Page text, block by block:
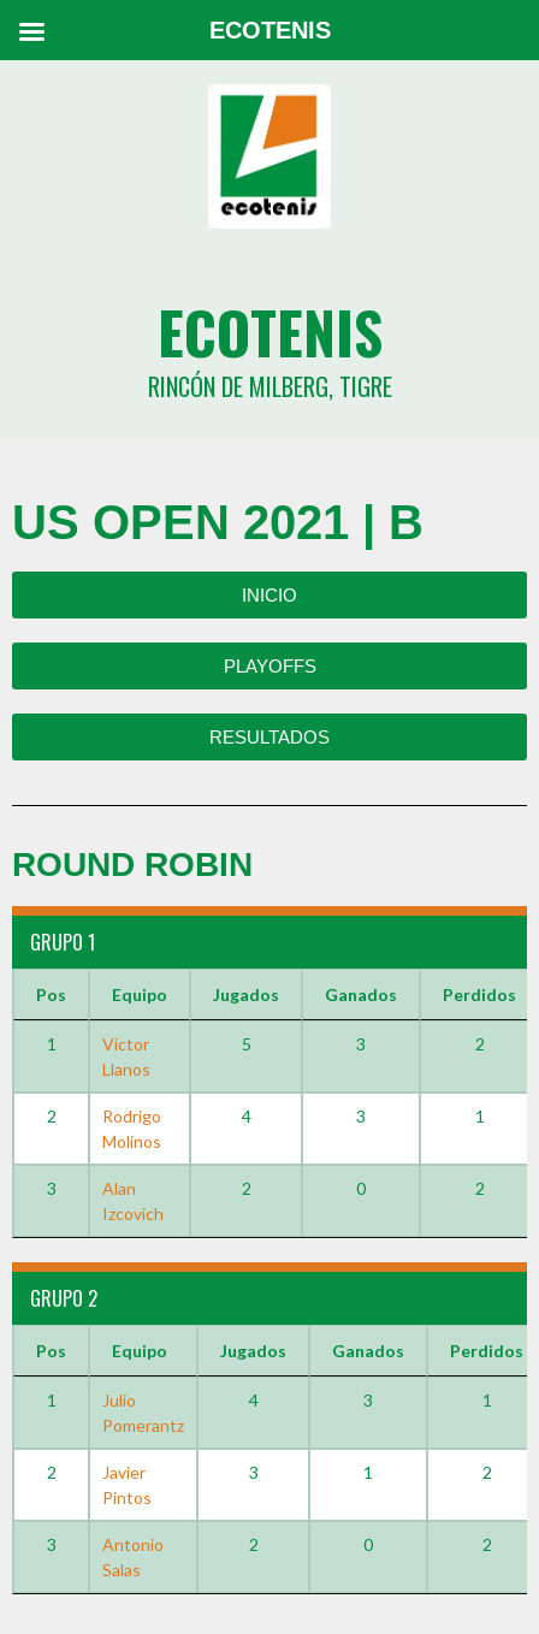
ECOTENIS
RINCÓN DE MILBERG, TIGRE
US OPEN 2021 | B
INICIO
PLAYOFFS
RESULTADOS
ROUND ROBIN
GRUPO 1
Pos Equipo Jugados Ganados Perdidos
1
Victor
Llanos
5 3 2
2
Rodrigo
Molinos
4 3 1
3
Alan
Izcovich
2 0 2
GRUPO 2
Pos Equipo Jugados Ganados Perdidos
1
Julio
Pomerantz
4 3 1
2
Javier
Pintos
3 1 2
3
Antonio
Salas
2 0 2
ECOTENIS